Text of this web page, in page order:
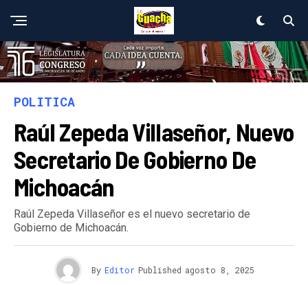
POLITICA
Raúl Zepeda Villaseñor, Nuevo
Secretario De Gobierno De
Michoacán
Raúl Zepeda Villaseñor es el nuevo secretario de
Gobierno de Michoacán.
By Editor Published agosto 8, 2025